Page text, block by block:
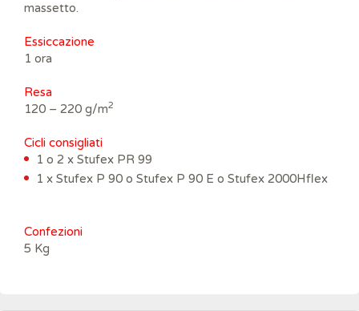
massetto.
Essiccazione
1 ora
Resa
120 – 220 g/m2
Cicli consigliati
1 o 2 x Stufex PR 99
1 x Stufex P 90 o Stufex P 90 E o Stufex 2000Hflex
Confezioni
5 Kg